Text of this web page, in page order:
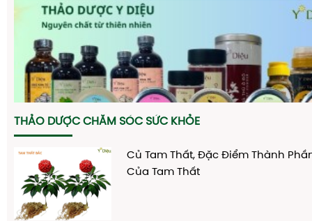
THẢO DƯỢC CHĂM SÓC SỨC KHỎE
Củ Tam Thất, Đặc Điểm Thành
Của Tam Thất